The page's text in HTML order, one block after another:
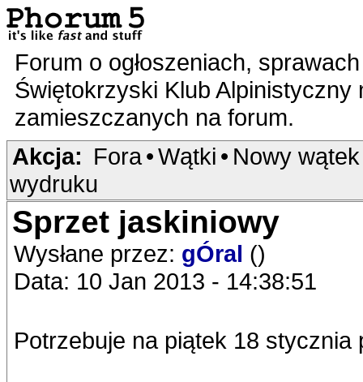
Forum o ogłoszeniach,
Świętokrzyski Klub
zamieszczanych na forum.
Akcja: Fora•Wątki • Nowy wątek
wydruku
Sprzet jaskiniowy
Wysłane przez: gÓral ()
Data: 10 Jan 2013 - 14:38:51
Potrzebuje na piątek 18 stycznia